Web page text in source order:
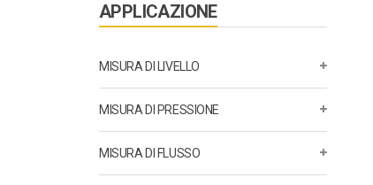
APPLICAZIONE
MISURA DI LIVELLO
MISURA DI PRESSIONE
MISURA DI FLUSSO